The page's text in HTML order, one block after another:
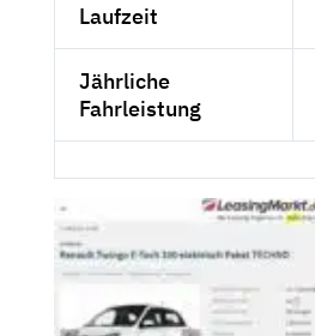
Laufzeit
Jährliche
Fahrleistung